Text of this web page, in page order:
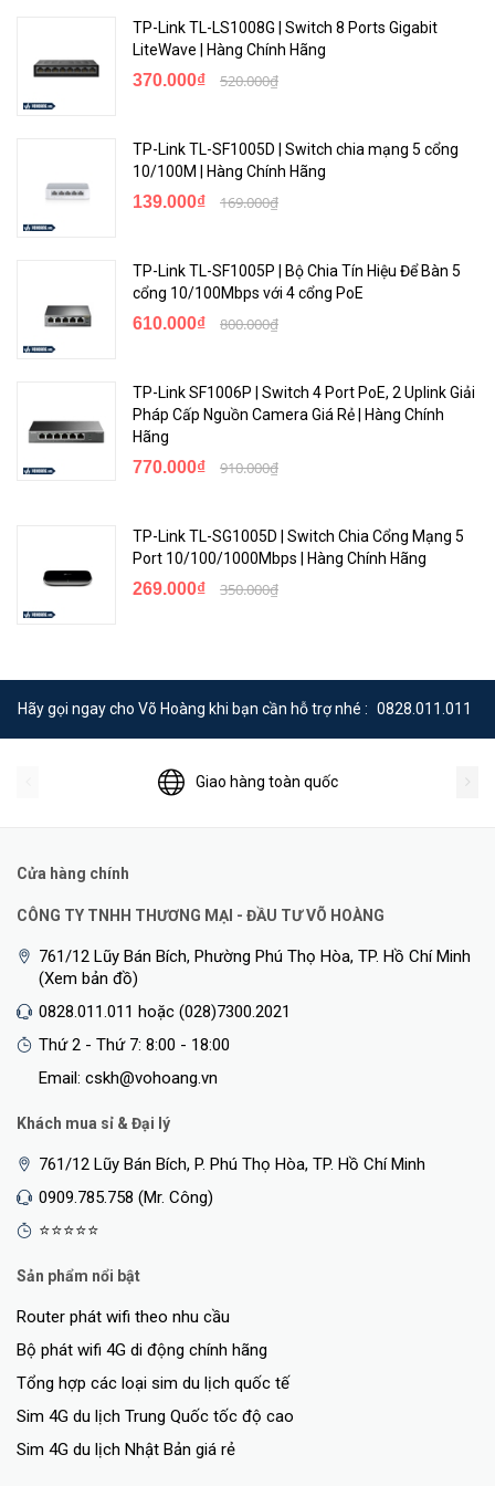
Mở rộng giới hạn với Extended mode, LAN Uplink
Extend mode cho phép truyền dữ liệu và cấp nguồn ở khoảng cách
lên tới 250 mét, vượt xa giới hạn tiêu chuẩn. Nó giúp giải quyết bài
toán khi triển khai camera giám sát hoặc thiết bị công nghiệp ở
khoảng cách xa. Chế độ VLAN mode giúp cách ly các cổng mạng,
Bên cạnh đó, Cudy IG1008P còn trang bị thêm cổng Uplink riêng,
<Hotline: 0828.011.011 - (028)7300.2021 - VoHoang.vn>
TP-Link TL-LS1008G | Switch 8 Ports Gigabit
LiteWave | Hàng Chính Hãng
370.000₫ 520.000₫
TP-Link TL-SF1005D | Switch chia mạng 5 cổng
10/100M | Hàng Chính Hãng
139.000₫ 169.000₫
TP-Link TL-SF1005P | Bộ Chia Tín Hiệu Để Bàn 5
cổng 10/100Mbps với 4 cổng PoE
610.000₫ 800.000₫
TP-Link SF1006P | Switch 4 Port PoE, 2 Uplink Giải
Pháp Cấp Nguồn Camera Giá Rẻ | Hàng Chính
Hãng
770.000₫ 910.000₫
TP-Link TL-SG1005D | Switch Chia Cổng Mạng 5
Port 10/100/1000Mbps | Hàng Chính Hãng
269.000₫ 350.000₫
Hãy gọi ngay cho Võ Hoàng khi bạn cần hỗ trợ nhé : 0828.011.011
Giao hàng toàn quốc
Cửa hàng chính
CÔNG TY TNHH THƯƠNG MẠI - ĐẦU TƯ VÕ HOÀNG
761/12 Lũy Bán Bích, Phường Phú Thọ Hòa, TP. Hồ Chí Minh
(Xem bản đồ)
0828.011.011 hoặc (028)7300.2021
Thứ 2 - Thứ 7: 8:00 - 18:00
Email: cskh@vohoang.vn
Khách mua sỉ & Đại lý
761/12 Lũy Bán Bích, P. Phú Thọ Hòa, TP. Hồ Chí Minh
0909.785.758 (Mr. Công)
⭐⭐⭐⭐⭐
Sản phẩm nổi bật
Router phát wifi theo nhu cầu
Bộ phát wifi 4G di động chính hãng
Tổng hợp các loại sim du lịch quốc tế
Sim 4G du lịch Trung Quốc tốc độ cao
Sim 4G du lịch Nhật Bản giá rẻ